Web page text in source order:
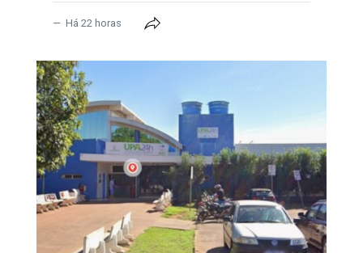
Há 22 horas